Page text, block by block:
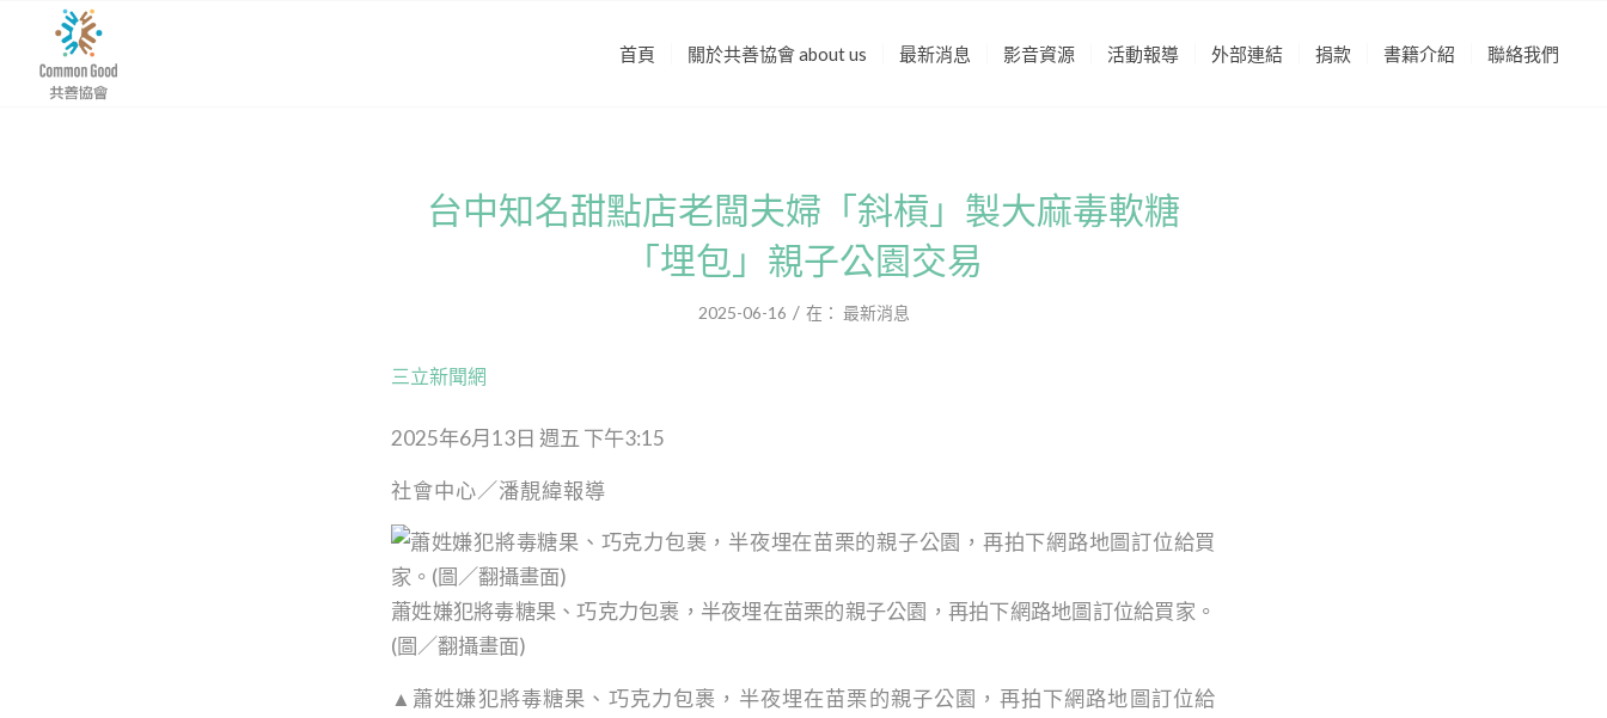
首頁 關於共善協會 about us 最新消息 影音資源 活動報導 外部連結 捐款 書籍介紹 聯絡我們
台中知名甜點店老闆夫婦「斜槓」製大麻毒軟糖
「埋包」親子公園交易
2025-06-16 / 在： 最新消息
三立新聞網
2025年6月13日 週五 下午3:15
社會中心／潘靚緯報導
蕭姓嫌犯將毒糖果、巧克力包裹，半夜埋在苗栗的親子公園，再拍下網路地圖訂位給買家。
(圖／翻攝畫面)
▲蕭姓嫌犯將毒糖果、巧克力包裹，半夜埋在苗栗的親子公園，再拍下網路地圖訂位給